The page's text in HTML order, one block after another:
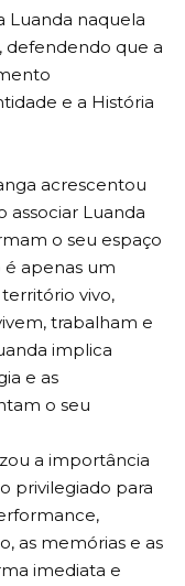
Luanda naquela
defendendo que a
e a História
acrescentou
associar Luanda
o seu espaço
é apenas um
vivo,
trabalham e
implica
e as
o seu
a importância
privilegiado para
as memórias e as
imediata e